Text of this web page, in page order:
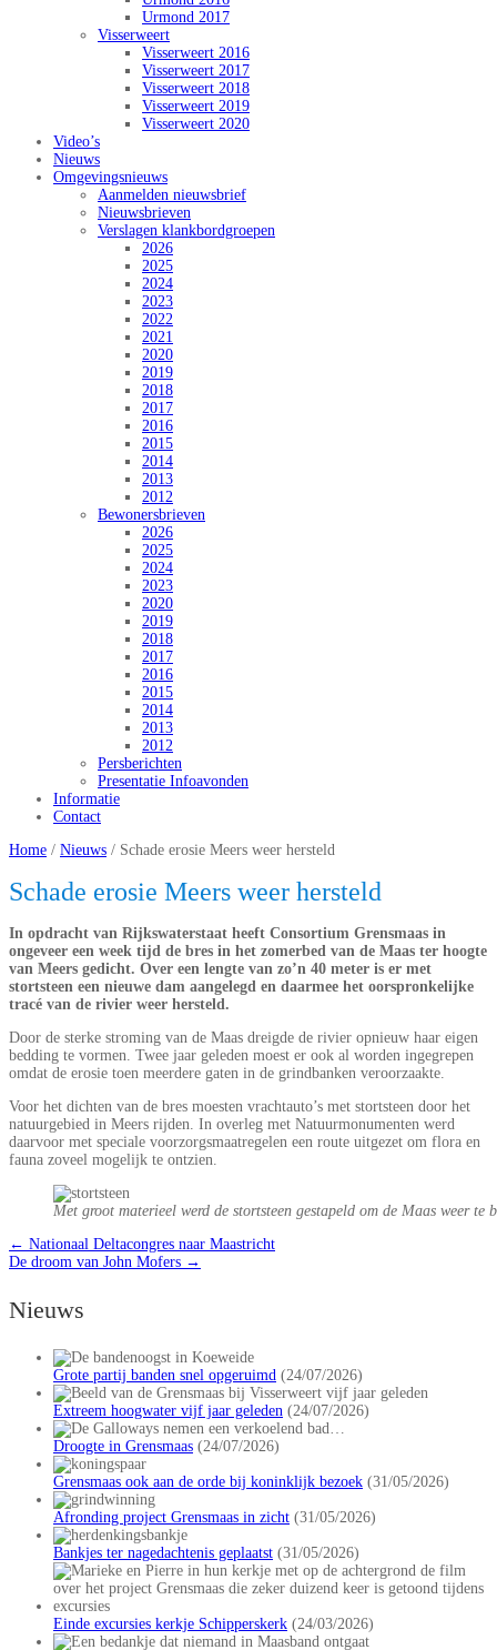
Urmond 2017
Visserweert
Visserweert 2016
Visserweert 2017
Visserweert 2018
Visserweert 2019
Visserweert 2020
Video’s
Nieuws
Omgevingsnieuws
Aanmelden nieuwsbrief
Nieuwsbrieven
Verslagen klankbordgroepen
2026
2025
2024
2023
2022
2021
2020
2019
2018
2017
2016
2015
2014
2013
2012
Bewonersbrieven
2026
2025
2024
2023
2020
2019
2018
2017
2016
2015
2014
2013
2012
Persberichten
Presentatie Infoavonden
Informatie
Contact
Home / Nieuws / Schade erosie Meers weer hersteld
Schade erosie Meers weer hersteld
In opdracht van Rijkswaterstaat heeft Consortium Grensmaas in
ongeveer een week tijd de bres in het zomerbed van de Maas ter hoogte
van Meers gedicht. Over een lengte van zo’n 40 meter is er met
stortsteen een nieuwe dam aangelegd en daarmee het oorspronkelijke
tracé van de rivier weer hersteld.
Door de sterke stroming van de Maas dreigde de rivier opnieuw haar eigen
bedding te vormen. Twee jaar geleden moest er ook al worden ingegrepen
omdat de erosie toen meerdere gaten in de grindbanken veroorzaakte.
Voor het dichten van de bres moesten vrachtauto’s met stortsteen door het
natuurgebied in Meers rijden. In overleg met Natuurmonumenten werd
daarvoor met speciale voorzorgsmaatregelen een route uitgezet om flora en
fauna zoveel mogelijk te ontzien.
Met groot materieel werd de stortsteen gestapeld om de Maas weer te
← Nationaal Deltacongres naar Maastricht
De droom van John Mofers →
Nieuws
Grote partij banden snel opgeruimd (24/07/2026)
Extreem hoogwater vijf jaar geleden (24/07/2026)
Droogte in Grensmaas (24/07/2026)
Grensmaas ook aan de orde bij koninklijk bezoek (31/05/2026)
Afronding project Grensmaas in zicht (31/05/2026)
Bankjes ter nagedachtenis geplaatst (31/05/2026)
Einde excursies kerkje Schipperskerk (24/03/2026)